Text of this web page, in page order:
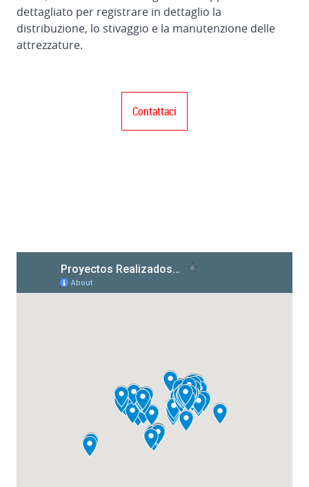
dettagliato per registrare in dettaglio la
distribuzione, lo stivaggio e la manutenzione delle
attrezzature.
Contattaci